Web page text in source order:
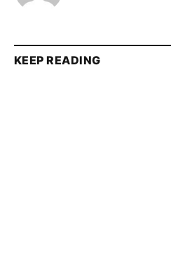
KEEP READING